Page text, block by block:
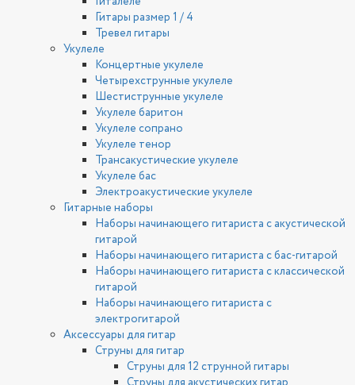
Гитары размер 1 / 4
Тревел гитары
Укулеле
Концертные укулеле
Четырехструнные укулеле
Шестиструнные укулеле
Укулеле баритон
Укулеле сопрано
Укулеле тенор
Трансакустические укулеле
Укулеле бас
Электроакустические укулеле
Гитарные наборы
Наборы начинающего гитариста с акустической
гитарой
Наборы начинающего гитариста с бас-гитарой
Наборы начинающего гитариста с классической
гитарой
Наборы начинающего гитариста с
электрогитарой
Аксессуары для гитар
Струны для гитар
Струны для 12 струнной гитары